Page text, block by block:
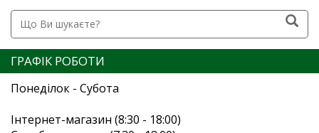
ГРАФІК РОБОТИ
Понеділок - Субота
Інтернет-магазин (8:30 - 18:00)